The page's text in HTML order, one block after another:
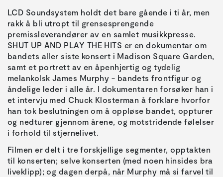
LCD Soundsystem holdt det bare gående i ti år, men
rakk å bli utropt til grensesprengende
premissleverandører av en samlet musikkpresse.
SHUT UP AND PLAY THE HITS er en dokumentar om
bandets aller siste konsert i Madison Square Garden,
samt et portrett av en åpenhjertig og tydelig
melankolsk James Murphy - bandets frontfigur og
åndelige leder i alle år. I dokumentaren forsøker han i
et intervju med Chuck Klosterman å forklare hvorfor
han tok beslutningen om å oppløse bandet, oppturer
og nedturer gjennom årene, og motstridende følelser
i forhold til stjernelivet.
Filmen er delt i tre forskjellige segmenter, opptakten
til konserten; selve konserten (med noen hinsides bra
liveklipp); og dagen derpå, når Murphy må si farvel til